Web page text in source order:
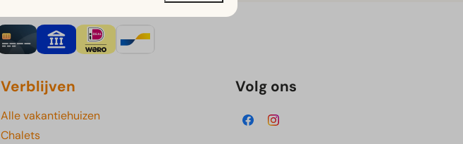
Verblijven
Alle vakantiehuizen
Chalets
Volg ons